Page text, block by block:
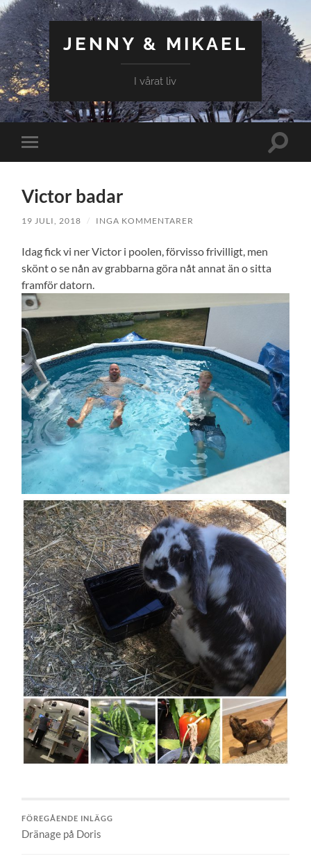
JENNY & MIKAEL
I vårat liv
Slå
på/av
Slå
Victor badar
19 JULI, 2018 / INGA KOMMENTARER
Idag fick vi ner Victor i poolen, förvisso frivilligt, men
skönt o se nån av grabbarna göra nåt annat än o sitta
framför datorn.
FÖREGÅENDE INLÄGG
Dränage på Doris